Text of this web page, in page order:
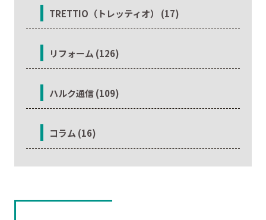
TRETTIO（トレッティオ） (17)
リフォーム (126)
ハルク通信 (109)
コラム (16)